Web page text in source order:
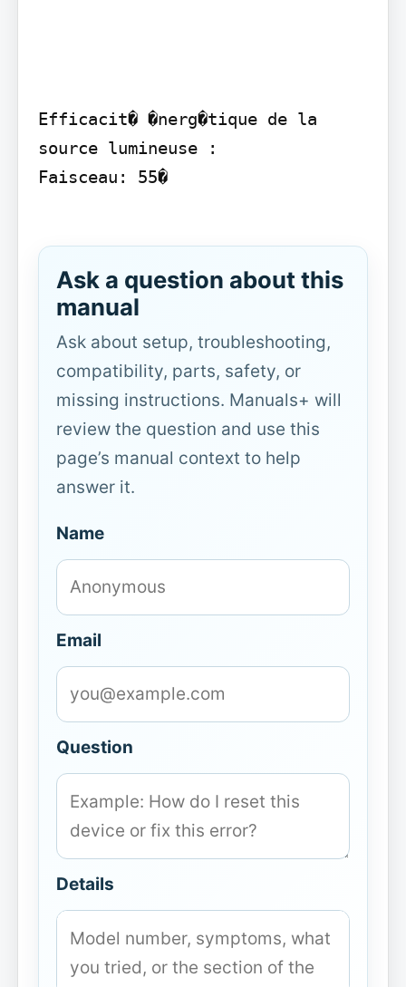
Efficacit� �nerg�tique de la
source lumineuse :
Faisceau: 55�
Ask a question about this
manual
Ask about setup, troubleshooting,
compatibility, parts, safety, or
missing instructions. Manuals+ will
review the question and use this
page’s manual context to help
answer it.
Name
Email
Question
Details